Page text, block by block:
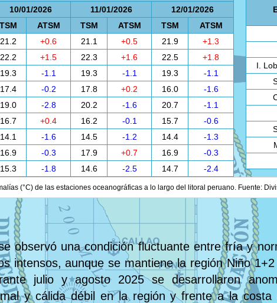
10/01/2026 11/01/2026
12/01/2026
TSM ATSM TSM ATSM TSM
ATSM
21.2 +0.6 21.1 +0.5 21.9
+1.3
22.2 +1.5 22.3 +1.6 22.5
+1.8
19.3 -1.1 19.3 -1.1 19.3
-1.1
17.4 -0.2 17.8 +0.2 16.0
-1.6
19.0 -2.8 20.2 -1.6 20.7
-1.1
16.7 +0.4 16.2 -0.1 15.7
-0.6
14.1 -1.6 14.5 -1.2 14.4
-1.3
16.9 -0.3 17.9 +0.7 16.9
-0.3
15.3 -1.8 14.6 -2.5 14.7 -2.4
I.
(°C) de las estaciones oceanográficas a lo largo del litoral peruano. Fuente:
observó una condición fluctuante entre fría y
intensos, aunque se mantiene la región Niño
julio y agosto 2025 se desarrollaron
y cálida débil en la región y frente a la